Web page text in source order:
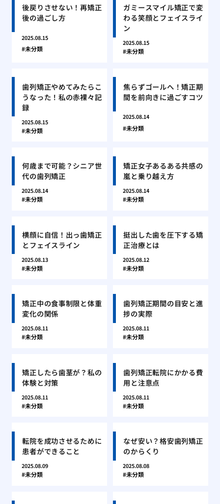
後戻りさせない！再矯正
後の過ごし方
2025.08.15
未分類
ガミースマイル矯正で変
わる笑顔とフェイスライ
ン
2025.08.15
未分類
歯列矯正やめてみたらこ
うなった！私の赤裸々記
録
2025.08.15
未分類
焦らずゴールへ！矯正期
間を前向きに過ごすコツ
2025.08.14
未分類
何歳まで可能？シニア世
代の歯列矯正
2025.08.14
未分類
矯正女子あるある共感の
嵐と乗り越え方
2025.08.14
未分類
横顔に自信！出っ歯矯正
とフェイスライン
2025.08.13
未分類
挺出した歯を圧下する矯
正治療とは
2025.08.12
未分類
矯正中の食事制限と体重
変化の関係
2025.08.11
未分類
歯列矯正期間の目安と進
捗の実際
2025.08.11
未分類
矯正したら歯茎が？私の
体験と対策
2025.08.11
未分類
歯列矯正転院にかかる費
用と注意点
2025.08.11
未分類
転院を成功させるために
患者ができること
2025.08.09
未分類
なぜ安い？格安歯列矯正
のからくり
2025.08.08
未分類